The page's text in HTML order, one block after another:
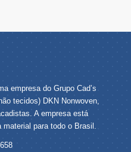
empresa do Grupo Cad’s
tecidos) DKN Nonwoven,
A empresa está
material para todo o Brasil.